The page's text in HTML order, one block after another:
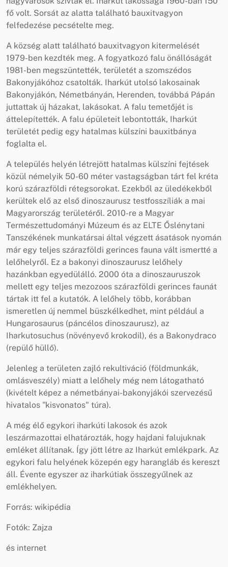
fő volt. Sorsát az alatta található bauxitvagyon
felfedezése pecsételte meg.
A község alatt található bauxitvagyon kitermelését
1979-ben kezdték meg. A fogyatkozó falu önállóságát
1981-ben megszüntették, területét a szomszédos
Bakonyjákóhoz csatolták. Iharkút utolsó lakosainak
Bakonyjákón, Németbányán, Herenden, továbbá Pápán
juttattak új házakat, lakásokat. A falu temetőjét is
áttelepítették. A falu épületeit lebontották, Iharkút
területét pedig egy hatalmas külszíni bauxitbánya
foglalta el.
A település helyén létrejött hatalmas külszíni fejtések
közül némelyik 50-60 méter vastagságban tárt fel kréta
korú szárazföldi rétegsorokat. Ezekből az üledékekből
kerültek elő az első dinoszaurusz testfosszíliák a mai
Magyarország területéről. 2010-re a Magyar
Természettudományi Múzeum és az ELTE Őslénytani
Tanszékének munkatársai által végzett ásatások nyomán
már egy teljes szárazföldi gerinces fauna vált ismertté a
lelőhelyről. Ez a bakonyi dinoszaurusz lelőhely
hazánkban egyedülálló. 2000 óta a dinoszauruszok
mellett egy teljes mezozoos szárazföldi gerinces faunát
tártak itt fel a kutatók. A lelőhely több, korábban
ismeretlen új nemmel büszkélkedhet, mint például a
Hungarosaurus (páncélos dinoszaurusz), az
Iharkutosuchus (növényevő krokodil), és a Bakonydraco
(repülő hüllő).
Jelenleg a területen zajló rekultiváció (földmunkák,
omlásveszély) miatt a lelőhely még nem látogatható
(kivételt képez a németbányai-bakonyjákói szervezésű
hivatalos "kisvonatos" túra).
A még élő egykori iharkúti lakosok és azok
leszármazottai elhatározták, hogy hajdani falujuknak
emléket állítanak. Így jött létre az Iharkút emlékpark. Az
egykori falu helyének közepén egy harangláb és kereszt
áll. Évente egyszer az iharkútiak összegyűlnek az
emlékhelyen.
Forrás: wikipédia
Fotók: Zajza
és internet